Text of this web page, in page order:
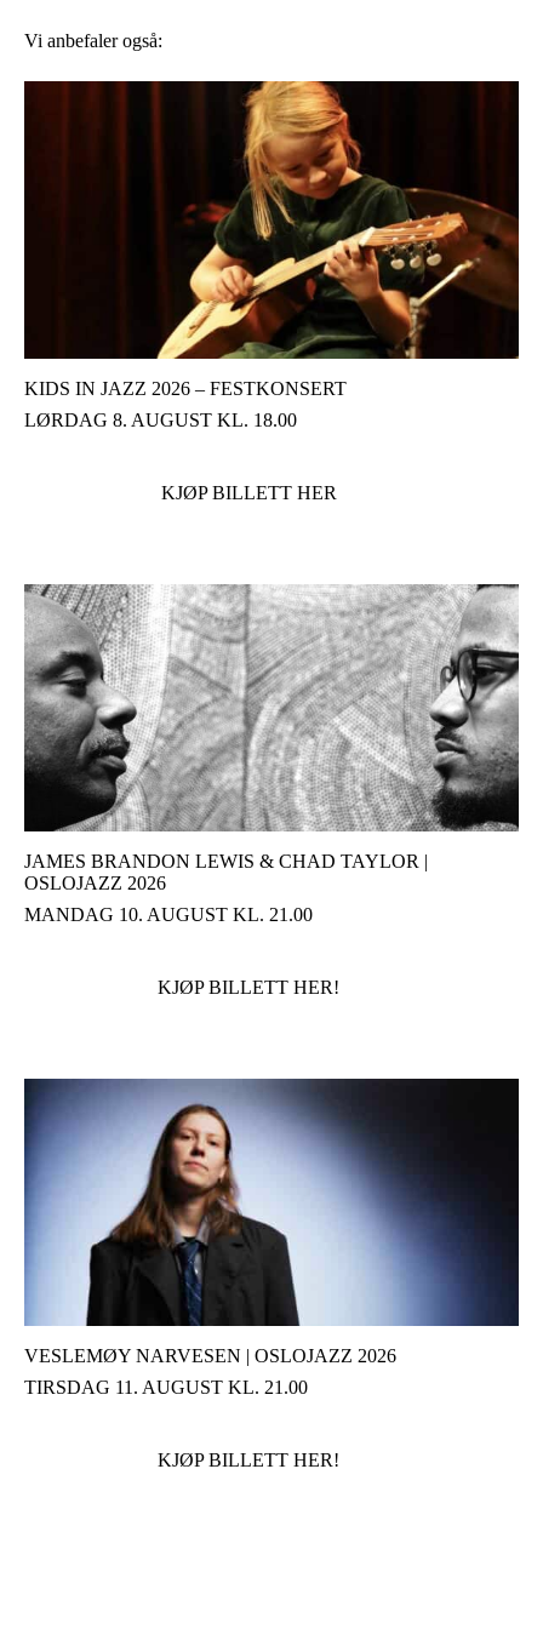
Vi anbefaler også:
KIDS IN JAZZ 2026 – FESTKONSERT
LØRDAG 8. AUGUST KL. 18.00
KJØP BILLETT HER
JAMES BRANDON LEWIS & CHAD TAYLOR |
OSLOJAZZ 2026
MANDAG 10. AUGUST KL. 21.00
KJØP BILLETT HER!
VESLEMØY NARVESEN | OSLOJAZZ 2026
TIRSDAG 11. AUGUST KL. 21.00
KJØP BILLETT HER!